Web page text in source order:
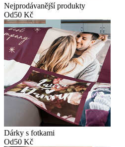
Nejprodávanější produkty
Od50 Kč
Dárky s fotkami
Od50 Kč